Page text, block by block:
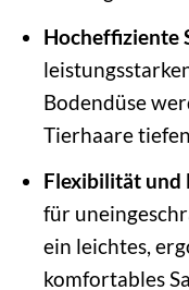
Hocheffiziente
Bodendüse
Tierhaare
Flexibilität
für
ein leichtes,
komfortables